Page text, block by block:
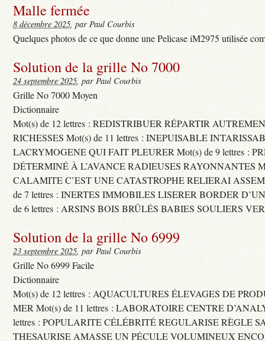
Malle fermée
8 décembre 2025, par Paul Courbis
Quelques photos de ce que donne une Pelicase iM2975 utilisée
Solution de la grille No 7000
24 septembre 2025, par Paul Courbis
Grille No 7000 Moyen
Dictionnaire
Mot(s) de 12 lettres : REDISTRIBUER RÉPARTIR
RICHESSES Mot(s) de 11 lettres : INEPUISABLE
LACRYMOGENE QUI FAIT PLEURER Mot(s) de 9 lettres :
DÉTERMINÉ À L’AVANCE RADIEUSES RAYONNANTES
CALAMITE C’EST UNE CATASTROPHE RELIERAI
de 7 lettres : INERTES IMMOBILES LISERER BORDER
de 6 lettres : ARSINS BOIS BRÛLÉS BABIES SOULIERS
Solution de la grille No 6999
23 septembre 2025, par Paul Courbis
Grille No 6999 Facile
Dictionnaire
Mot(s) de 12 lettres : AQUACULTURES ÉLEVAGES DE
MER Mot(s) de 11 lettres : LABORATOIRE CENTRE
lettres : POPULARITE CÉLÉBRITÉ REGULARISE RÈGLE
THESAURISE AMASSE UN PÉCULE VOLUMINEUX